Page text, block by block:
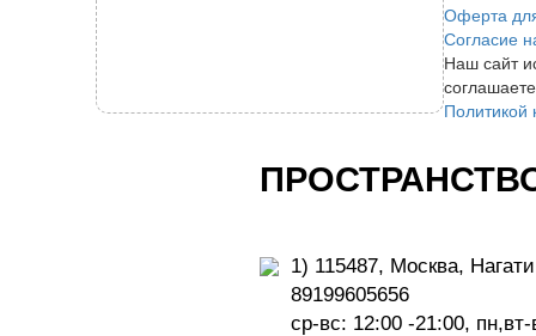
1) 115487, Москва,
89199605656
ср-вс: 12:00 -21:00,
Оферта
Согласие
Наш сайт
Политикой